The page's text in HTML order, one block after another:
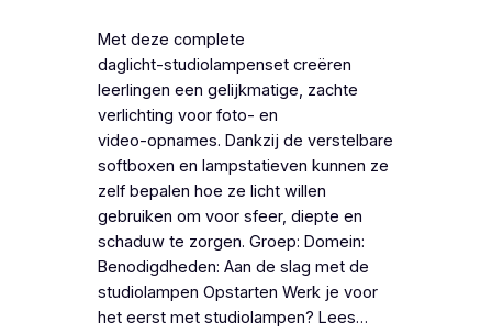
Met deze complete
daglicht‑studiolampenset creëren
leerlingen een gelijkmatige, zachte
verlichting voor foto‑ en
video‑opnames. Dankzij de verstelbare
softboxen en lampstatieven kunnen ze
zelf bepalen hoe ze licht willen
gebruiken om voor sfeer, diepte en
schaduw te zorgen. Groep: Domein:
Benodigdheden: Aan de slag met de
studiolampen Opstarten Werk je voor
het eerst met studiolampen? Lees…